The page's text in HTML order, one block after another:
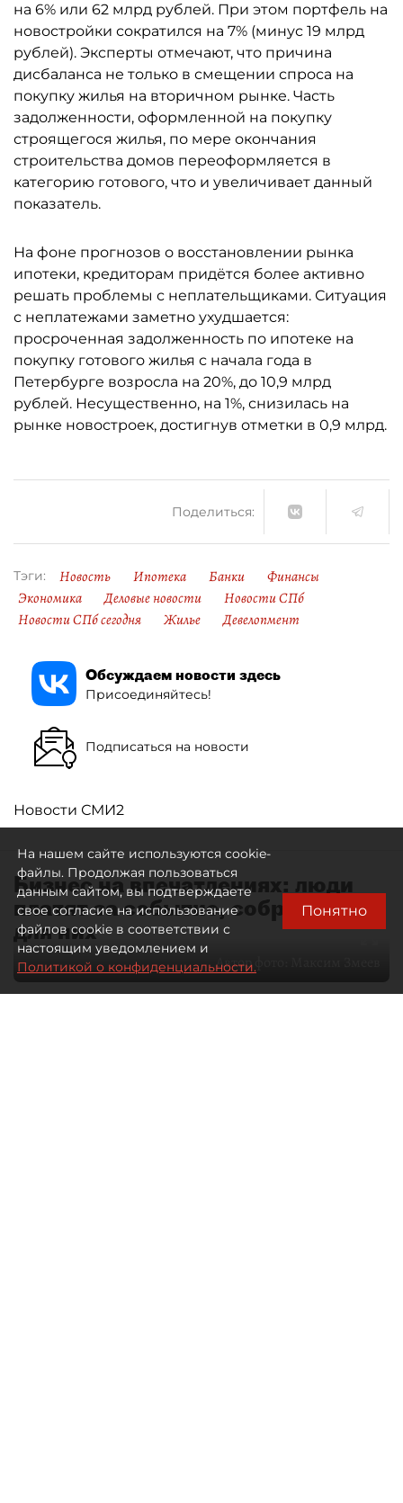
на 6% или 62 млрд рублей. При этом портфель на
новостройки сократился на 7% (минус 19 млрд
рублей). Эксперты отмечают, что причина
дисбаланса не только в смещении спроса на
покупку жилья на вторичном рынке. Часть
задолженности, оформленной на покупку
строящегося жилья, по мере окончания
строительства домов переоформляется в
категорию готового, что и увеличивает данный
показатель.
На фоне прогнозов о восстановлении рынка
ипотеки, кредиторам придётся более активно
решать проблемы с неплательщиками. Ситуация
с неплатежами заметно ухудшается:
просроченная задолженность по ипотеке на
покупку готового жилья с начала года в
Петербурге возросла на 20%, до 10,9 млрд
рублей. Несущественно, на 1%, снизилась на
рынке новостроек, достигнув отметки в 0,9 млрд.
Поделиться:
Тэги: Новость Ипотека Банки
Финансы
Экономика
Деловые новости
Новости СПб
Новости СПб сегодня
Жилье Девелопмент
Обсуждаем новости здесь
Присоединяйтесь!
Подписаться на новости
Новости СМИ2
Бизнес на впечатлениях: люди
платят за событие, собранное
для них
Автор фото:
На нашем сайте используются cookie-
файлы. Продолжая пользоваться
данным сайтом, вы подтверждаете
свое согласие на использование
файлов cookie в соответствии с
настоящим уведомлением и
Политикой о конфиденциальности.
Понятно